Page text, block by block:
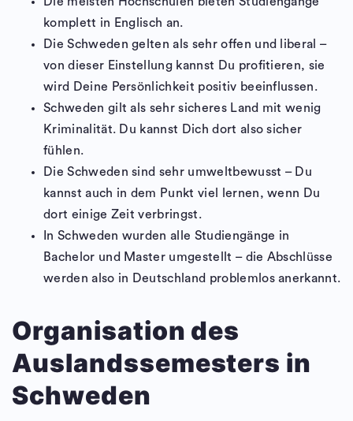
komplett in Englisch an.
Die Schweden gelten als sehr offen und liberal –
von dieser Einstellung kannst Du profitieren, sie
wird Deine Persönlichkeit positiv beeinflussen.
Schweden gilt als sehr sicheres Land mit wenig
Kriminalität. Du kannst Dich dort also sicher
fühlen.
Die Schweden sind sehr umweltbewusst – Du
kannst auch in dem Punkt viel lernen, wenn Du
dort einige Zeit verbringst.
In Schweden wurden alle Studiengänge in
Bachelor und Master umgestellt – die Abschlüsse
werden also in Deutschland problemlos anerkannt.
Organisation des
Auslandssemesters in
Schweden